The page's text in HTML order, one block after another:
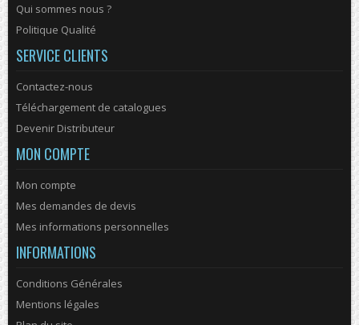
Qui sommes nous ?
Politique Qualité
SERVICE CLIENTS
Contactez-nous
Téléchargement de catalogues
Devenir Distributeur
MON COMPTE
Mon compte
Mes demandes de devis
Mes informations personnelles
INFORMATIONS
Conditions Générales
Mentions légales